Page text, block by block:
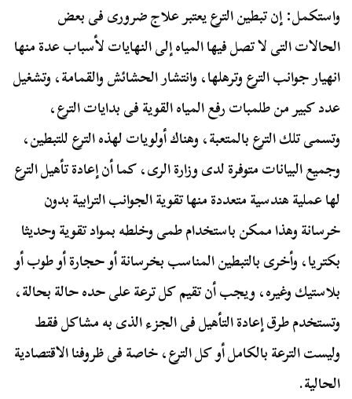
واستكمل: إن تبطين الترع يعتبر علاج ضرورى فى بعض
الحالات التى لا تصل فيها المياه إلى النهايات لأسباب عدة منها
انهيار جوانب الترع وترهلها، وانتشار الحشائش والقمامة، وتشغيل
عدد كبير من طلمبات رفع المياه القوية فى بدايات الترع،
وتسمى تلك الترع بالمتعبة، وهناك أولويات لهذه الترع للتبطين،
وجميع البيانات متوفرة لدى وزارة الرى، كما أن إعادة تأهيل الترع
لها عملية هندسية متعددة منها تقوية الجوانب الترابية بدون
خرسانة وهذا ممكن باستخدام طمى وخلطه بمواد تقوية وحديثا
بكتريا، وأخرى بالتبطين المناسب بخرسانة أو حجارة أو طوب أو
بلاستيك وغيره، ويجب أن تقيم كل ترعة على حده حالة بحالة،
وتستخدم طرق إعادة التأهيل فى الجزء الذى به مشاكل فقط
وليست الترعة بالكامل أو كل الترع، خاصة فى ظروفنا الاقتصادية
الحالية.